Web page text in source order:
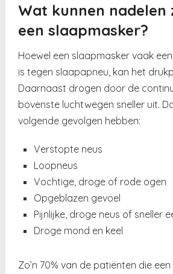
Wat kunnen nadelen
een slaapmasker?
Hoewel een slaapmasker vaak
is tegen slaapapneu, kan het
Daarnaast drogen door de
bovenste luchtwegen sneller uit.
volgende gevolgen hebben:
Verstopte neus
Loopneus
Vochtige, droge of rode ogen
Opgeblazen gevoel
Pijnlijke, droge neus of sneller
Droge mond en keel
Zo’n 70% van de patiënten die